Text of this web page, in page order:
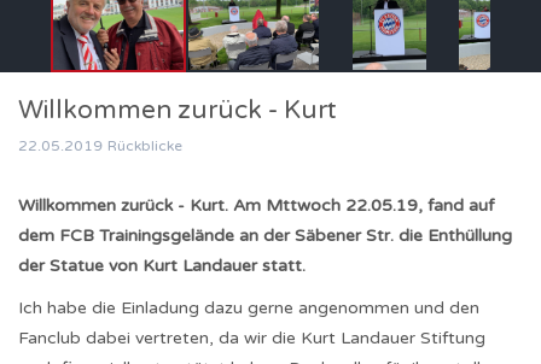
Willkommen zurück - Kurt
22.05.2019 Rückblicke
Willkommen zurück - Kurt. Am Mttwoch 22.05.19, fand auf
dem FCB Trainingsgelände an der Säbener Str. die Enthüllung
der Statue von Kurt Landauer statt.
Ich habe die Einladung dazu gerne angenommen und den
Fanclub dabei vertreten, da wir die Kurt Landauer Stiftung